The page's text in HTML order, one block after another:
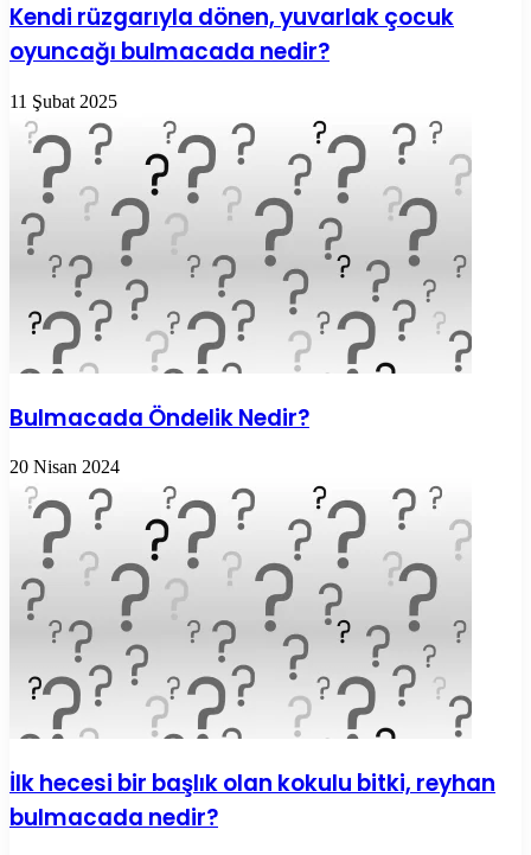
Kendi rüzgarıyla dönen, yuvarlak çocuk
oyuncağı bulmacada nedir?
11 Şubat 2025
Bulmacada Öndelik Nedir?
20 Nisan 2024
İlk hecesi bir başlık olan kokulu bitki, reyhan
bulmacada nedir?